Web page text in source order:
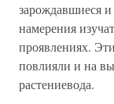
зарождавшиеся
намерения
проявлениях.
повлияли и на
растениевода.